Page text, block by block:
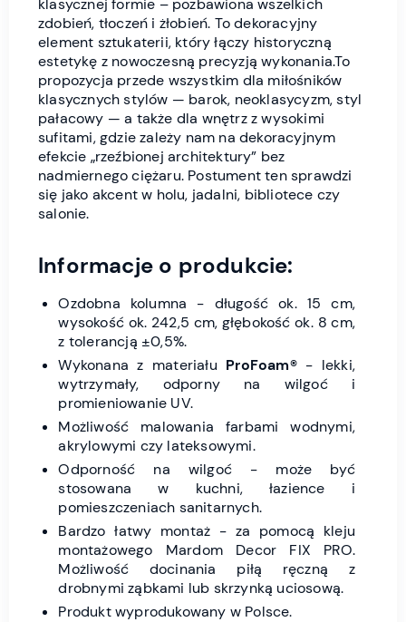
klasycznej formie – pozbawiona wszelkich
zdobień, tłoczeń i żłobień. To dekoracyjny
element sztukaterii, który łączy historyczną
estetykę z nowoczesną precyzją wykonania.To
propozycja przede wszystkim dla miłośników
klasycznych stylów — barok, neoklasycyzm, styl
pałacowy — a także dla wnętrz z wysokimi
sufitami, gdzie zależy nam na dekoracyjnym
efekcie „rzeźbionej architektury” bez
nadmiernego ciężaru. Postument ten sprawdzi
się jako akcent w holu, jadalni, bibliotece czy
salonie.
Informacje o produkcie:
Ozdobna kolumna - długość ok. 15 cm,
wysokość ok. 242,5 cm, głębokość ok. 8 cm,
z tolerancją ±0,5%.
Wykonana z materiału ProFoam® - lekki,
wytrzymały, odporny na wilgoć i
promieniowanie UV.
Możliwość malowania farbami wodnymi,
akrylowymi czy lateksowymi.
Odporność na wilgoć - może być
stosowana w kuchni, łazience i
pomieszczeniach sanitarnych.
Bardzo łatwy montaż - za pomocą kleju
montażowego Mardom Decor FIX PRO.
Możliwość docinania piłą ręczną z
drobnymi ząbkami lub skrzynką uciosową.
Produkt wyprodukowany w Polsce.